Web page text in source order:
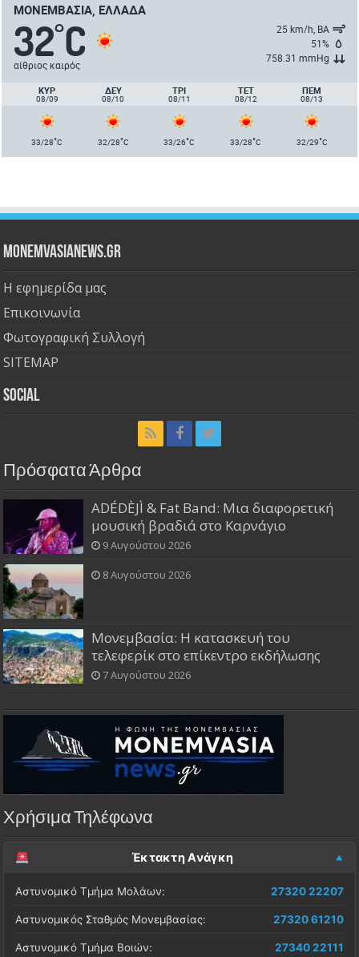
ΜΟΝΕΜΒΑΣΙΆ, ΕΛΛΆΔΑ
32°C
αίθριος καιρός
25 km/h, ΒΑ
51%
758.31 mmHg
ΚΥΡ
08/09
ΔΕΥ
08/10
ΤΡΙ
08/11
ΤΕΤ
08/12
ΠΈΜ
08/13
33/28°C 32/28°C 33/26°C 33/28°C 32/29°C
Monemvasianews.gr
Η εφημερίδα μας
Επικοινωνία
Φωτογραφική Συλλογή
SITEMAP
Social
Πρόσφατα Άρθρα
ADÉDÈJÌ & Fat Band: Μια διαφορετική
μουσική βραδιά στο Καρνάγιο
9 Αυγούστου 2026
8 Αυγούστου 2026
Μονεμβασία: Η κατασκευή του
τελεφερίκ στο επίκεντρο εκδήλωσης
7 Αυγούστου 2026
Χρήσιμα Τηλέφωνα
Έκτακτη Ανάγκη
Αστυνομικό Τμήμα Μολάων: 27320 22207
Αστυνομικός Σταθμός Μονεμβασίας: 27320 61210
Αστυνομικό Τμήμα Βοιών: 27340 22111